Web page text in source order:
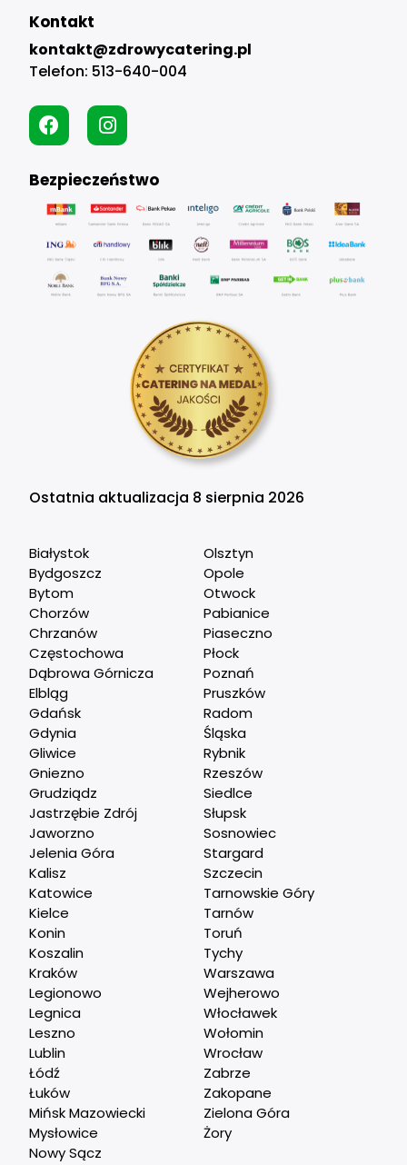
Kontakt
kontakt@zdrowycatering.pl
Telefon: 513-640-004
Bezpieczeństwo
Ostatnia aktualizacja 8 sierpnia 2026
Białystok
Bydgoszcz
Bytom
Chorzów
Chrzanów
Częstochowa
Dąbrowa Górnicza
Elbląg
Gdańsk
Gdynia
Gliwice
Gniezno
Grudziądz
Jastrzębie Zdrój
Jaworzno
Jelenia Góra
Kalisz
Katowice
Kielce
Konin
Koszalin
Kraków
Legionowo
Legnica
Leszno
Lublin
Łódź
Łuków
Mińsk Mazowiecki
Mysłowice
Nowy Sącz
Olsztyn
Opole
Otwock
Pabianice
Piaseczno
Płock
Poznań
Pruszków
Radom
Śląska
Rybnik
Rzeszów
Siedlce
Słupsk
Sosnowiec
Stargard
Szczecin
Tarnowskie Góry
Tarnów
Toruń
Tychy
Warszawa
Wejherowo
Włocławek
Wołomin
Wrocław
Zabrze
Zakopane
Zielona Góra
Żory